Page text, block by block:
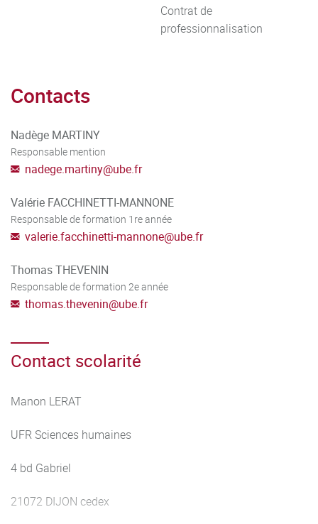
Contrat de
professionnalisation
Contacts
Nadège MARTINY
Responsable mention
nadege.martiny@ube.fr
Valérie FACCHINETTI-MANNONE
Responsable de formation 1re année
valerie.facchinetti-mannone@ube.fr
Thomas THEVENIN
Responsable de formation 2e année
thomas.thevenin@ube.fr
Contact scolarité
Manon LERAT
UFR Sciences humaines
4 bd Gabriel
21072 DIJON cedex